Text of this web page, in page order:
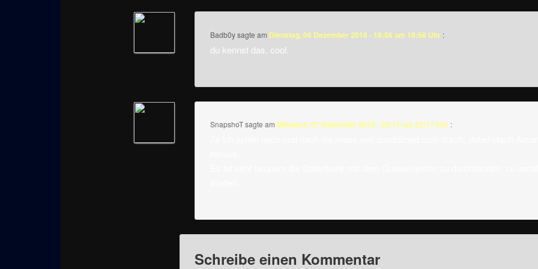
Badb0ysagte am Dienstag, 06 Dezember 2016 - 18:56 um 18:56 Uhr :
du kennst das, cool.
SnapshoTsagte am Mittwoch, 07 Dezember 2016 - 22:17 um 22:17 Uhr :
Schreibe einen Kommentar